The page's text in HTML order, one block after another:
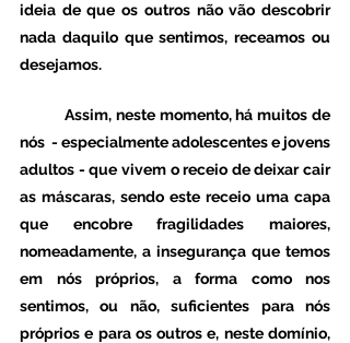
ideia de que os outros não vão descobrir
nada daquilo que sentimos, receamos ou
desejamos.
nós  - especialmente adolescentes e jovens
adultos - que vivem o receio de deixar cair
as máscaras, sendo este receio uma capa
que encobre fragilidades maiores,
nomeadamente, a insegurança que temos
em nós próprios, a forma como nos
sentimos, ou não, suficientes para nós
próprios e para os outros e, neste domínio,